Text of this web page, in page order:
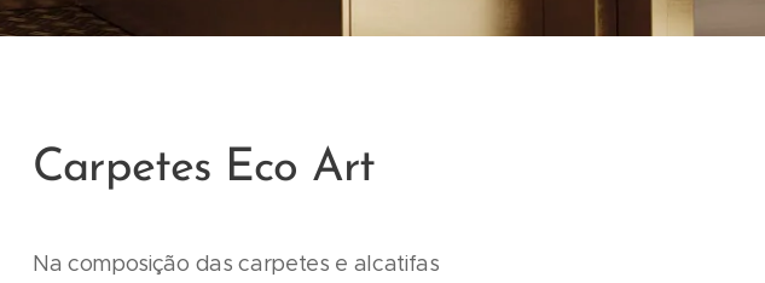
Carpetes Eco Art
Na composição das carpetes e alcatifas